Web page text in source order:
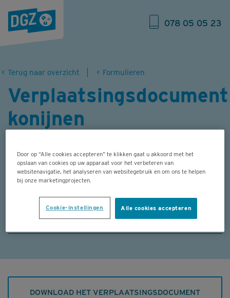
078 05 05 23
Terug naar overzicht Formulieren
Verplaatsingsdocument
konijnen
geen wettelijk vastgelegd model. Hieronder
kan je een modelformulier downloaden.
DOWNLOAD HET VERPLAATSINGSDOCUMENT
Door op “Alle cookies accepteren” te klikken gaat u akkoord met het
opslaan van cookies op uw apparaat voor het verbeteren van
websitenavigatie, het analyseren van websitegebruik en om ons te helpen
bij onze marketingprojecten.
Alle cookies accepteren
Cookie-instellingen